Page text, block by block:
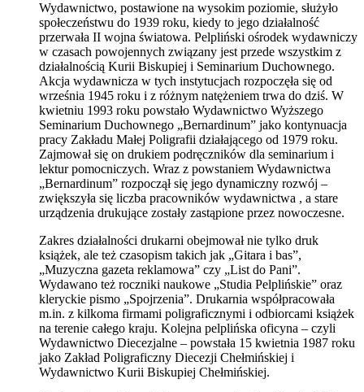
Wydawnictwo, postawione na wysokim poziomie, służyło
społeczeństwu do 1939 roku, kiedy to jego działalność
przerwała II wojna światowa. Pelpliński ośrodek wydawniczy
w czasach powojennych związany jest przede wszystkim z
działalnością Kurii Biskupiej i Seminarium Duchownego.
Akcja wydawnicza w tych instytucjach rozpoczęła się od
września 1945 roku i z różnym natężeniem trwa do dziś. W
kwietniu 1993 roku powstało Wydawnictwo Wyższego
Seminarium Duchownego „Bernardinum” jako kontynuacja
pracy Zakładu Małej Poligrafii działającego od 1979 roku.
Zajmował się on drukiem podręczników dla seminarium i
lektur pomocniczych. Wraz z powstaniem Wydawnictwa
„Bernardinum” rozpoczął się jego dynamiczny rozwój –
zwiększyła się liczba pracowników wydawnictwa , a stare
urządzenia drukujące zostały zastąpione przez nowoczesne.
Zakres działalności drukarni obejmował nie tylko druk
książek, ale też czasopism takich jak „Gitara i bas”,
„Muzyczna gazeta reklamowa” czy „List do Pani”.
Wydawano też roczniki naukowe „Studia Pelplińskie” oraz
kleryckie pismo „Spojrzenia”. Drukarnia współpracowała
m.in. z kilkoma firmami poligraficznymi i odbiorcami książek
na terenie całego kraju. Kolejna pelplińska oficyna – czyli
Wydawnictwo Diecezjalne – powstała 15 kwietnia 1987 roku
jako Zakład Poligraficzny Diecezji Chełmińskiej i
Wydawnictwo Kurii Biskupiej Chełmińskiej.